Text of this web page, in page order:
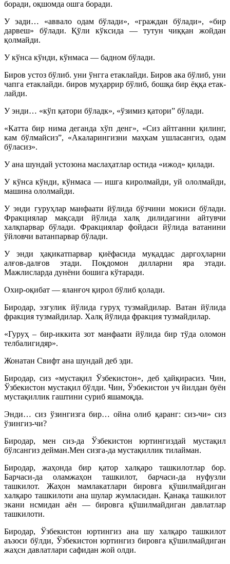
боради, оқшомда ошга боради.
У эади… «аввало одам бўлади», «граждан бўлади», «бир
дарвеш» бўлади. Қўли кўксида — тутун чиққан жойдан
қолмайди.
У кўнса кўнди, кўнмаса — бадном бўлади.
Биров устоз бўлиб. уни ўнгга етаклайди. Биров ака бўлиб, уни
чапга етаклайди. биров муҳаррир бўлиб, бошқа бир ёққа етак­
лайди.
У энди… «кўп қатори бўладк», «ўзимиз қатори” бўлади.
«Катта бир нима деганда хўп денг», «Сиз айтганни қилинг,
кам бўлмайсиз”, «Акаларингизни маҳкам ушласангиз, одам
бўласиз».
У ана шундай устозона маслаҳатлар остида «ижод» қилади.
У кўнса кўнди, кўнмаса — ишга киролмайди, уй ололмайди,
машина ололмайди.
У энди гуруҳлар манфаати йўлида бўзчини мокиси бўлади.
Фракциялар мақсади йўлида халқ дилидагини айтувчи
халқпарвар бўлади. Фракциялар фойдаси йўлида ватанини
ўйловчи ватанпарвар бўлади.
У энди ҳақикатпарвар қиёфасида муқаддас даргоҳларни
алғов-далғов этади. Поқдомон дилларни яра этади.
Мажлисларда дунёни бошига кўтаради.
Охир-оқибат — яланғоч қирол бўлиб қолади.
Биродар, эзгулик йўлида гуруҳ тузмайдилар. Ватан йўлида
фрак­ция тузмайдилар. Халқ йўлида фракция тузмайдилар.
«Гуруҳ – бир-иккита зот манфаати йўлида бир тўда оломон
телбалигидяр».
Жонатан Свифт ана шундай деб эди.
Биродар, сиз «мустақил Ўзбекистон», деб ҳайқирасиз. Чин,
Ўзбекистон мустақил бўлди. Чин, Ўэбекистон уч йилдан буён
мустақиллик гаштини суриб яшамоқда.
Энди… сиз ўзингизга бир… ойна олиб қаранг: сиз-чи» сиз
ўзингиз-чи?
Биродар, мен сиз-да Ўзбекистон юртингиздай мустақил
бўлсангиз дейман.Мен сизга-да мустақиллик тилайман.
Биродар, жаҳонда бир қатор халқаро ташкилотлар бор.
Барчаси-да оламжаҳон ташкилот, барчаси-да нуфузли
ташкилот. Жаҳон мамлакатлари бировга қўшилмайдиган
халқаро ташкилоти ана шулар жумласидан. Қанақа ташкилот
экани нсмидан аён — бировга қўшилмайдиган давлатлар
ташкилоти.
Биродар, Ўзбекистон юртингиз ана шу халқаро ташкилот
аъзоси бўлди, Ўзбекистон юртингиз бировга қўшилмайдиган
жаҳсн давлатлари сафидан жой олди.